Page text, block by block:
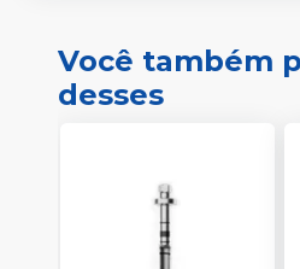
Você também
desses